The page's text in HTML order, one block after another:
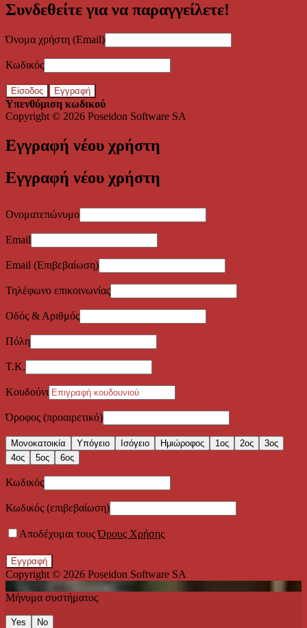
Συνδεθείτε για να παραγγείλετε!
Όνομα χρήστη (Email)
Κωδικός
Είσοδος Εγγραφή
Υπενθύμιση κωδικού
Copyright © 2026 Poseidon Software SA
Εγγραφή νέου χρήστη
Εγγραφή νέου χρήστη
Ονοματεπώνυμο
Email
Email (Επιβεβαίωση)
Τηλέφωνο επικοινωνίας
Οδός & Αριθμός
Πόλη
Τ.Κ.
Κουδούνι
Όροφος (προαιρετικό)
Μονοκατοικία Υπόγειο Ισόγειο Ημιώροφος 1ος 2ος
3ος
4ος
5ος 6ος
Κωδικός
Κωδικός (επιβεβαίωση)
Αποδέχομαι τουςΌρους Χρήσης
Εγγραφή
Copyright © 2026 Poseidon Software SA
Μήνυμα συστήματος
Yes No